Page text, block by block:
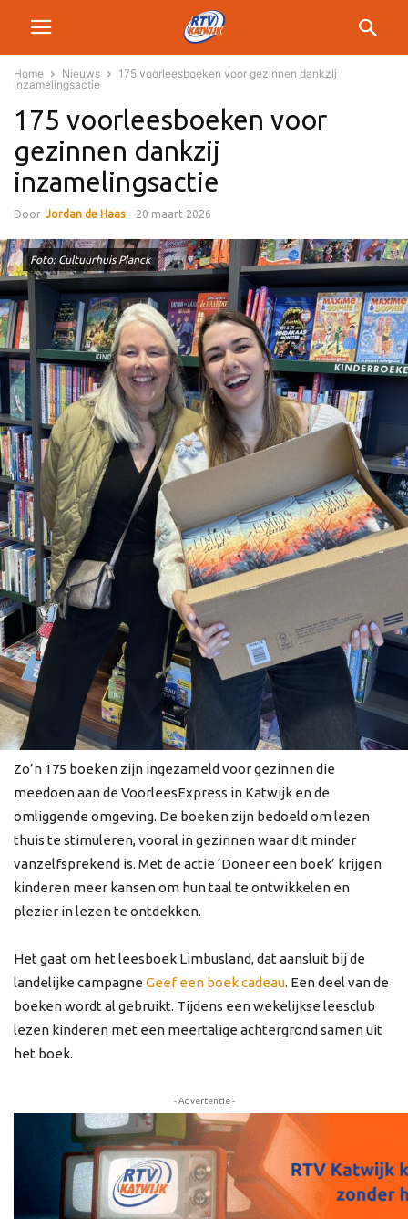
Home Nieuws
175 voorleesboeken voor gezinnen dankzij
inzamelingsactie
175 voorleesboeken voor
gezinnen dankzij
inzamelingsactie
Door Jordan de Haas - 20 maart 2026
Foto: Cultuurhuis Planck
Zo’n 175 boeken zijn ingezameld voor gezinnen die
meedoen aan de VoorleesExpress in Katwijk en de
omliggende omgeving. De boeken zijn bedoeld om lezen
thuis te stimuleren, vooral in gezinnen waar dit minder
vanzelfsprekend is. Met de actie ‘Doneer een boek’ krijgen
kinderen meer kansen om hun taal te ontwikkelen en
plezier in lezen te ontdekken.
Het gaat om het leesboek Limbusland, dat aansluit bij de
landelijke campagne Geef een boek cadeau. Een deel van de
boeken wordt al gebruikt. Tijdens een wekelijkse leesclub
lezen kinderen met een meertalige achtergrond samen uit
het boek.
- Advertentie -